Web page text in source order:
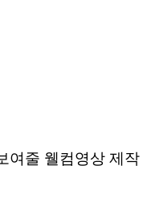
여줄 웰컴영상 제작